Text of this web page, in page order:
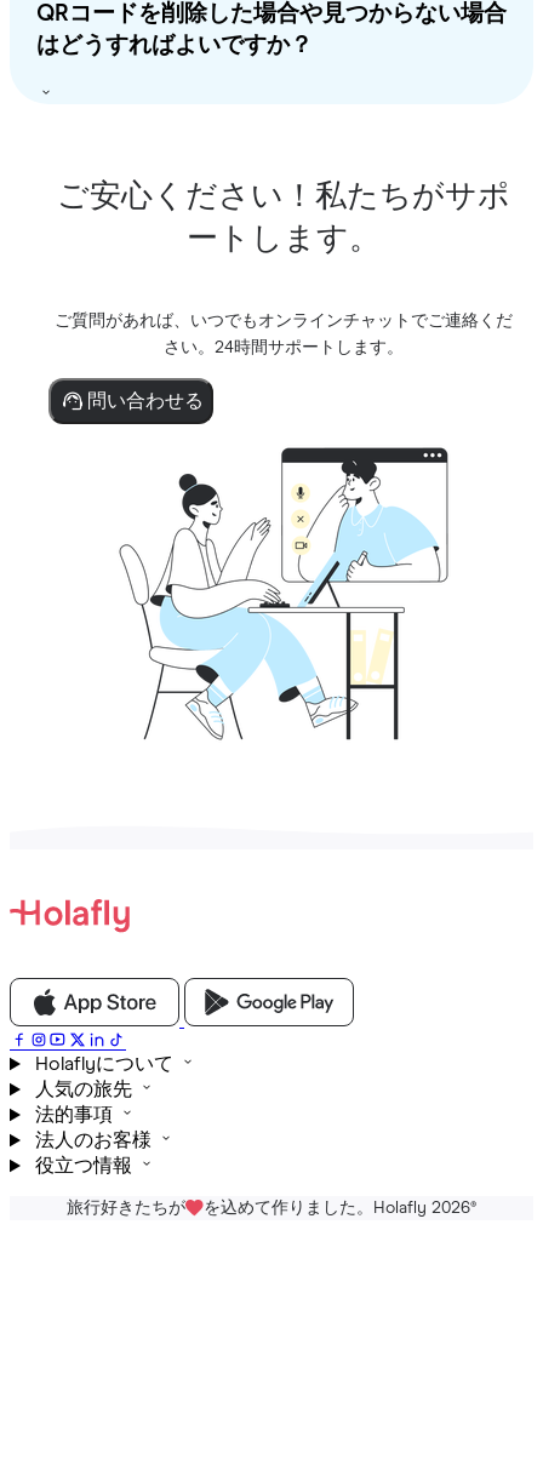
QRコードを削除した場合や見つからない場合
はどうすればよいですか？
ご安心ください！私たちがサポ
ートします。
ご質問があれば、いつでもオンラインチャットでご連絡くだ
さい。24時間サポートします。
問い合わせる
Holaflyについて
人気の旅先
法的事項
法人のお客様
役立つ情報
旅行好きたちが を込めて作りました。Holafly 2026®